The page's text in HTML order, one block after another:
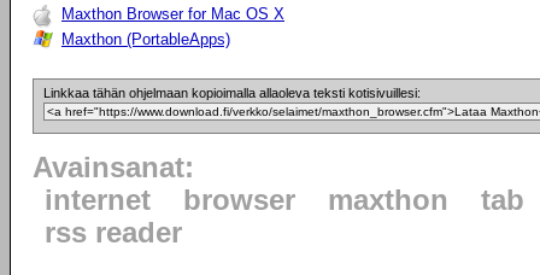
Maxthon Browser for Mac OS X
Maxthon (PortableApps)
Linkkaa tähän ohjelmaan kopioimalla allaoleva teksti kotisivuillesi:
Avainsanat:
internet
browser maxthon
tab
rss reader